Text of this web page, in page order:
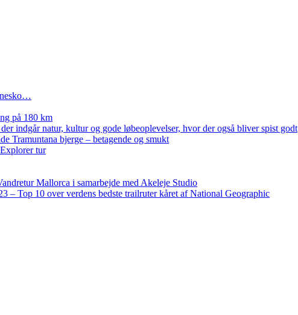
på 180 km
indgår natur, kultur og gode løbeoplevelser, hvor der også bliver spist godt
Tramuntana bjerge – betagende og smukt
tur
Mallorca i samarbejde med Akeleje Studio
– Top 10 over verdens bedste trailruter kåret af National Geographic